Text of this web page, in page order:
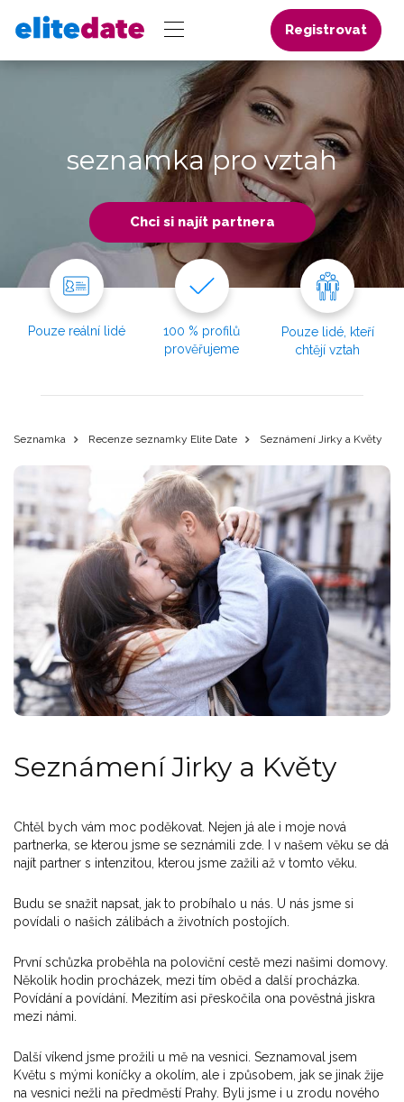
Registrovat
seznamka pro vztah
Chci si najít partnera
Pouze reální lidé
100 % profilů
prověřujeme
Pouze lidé, kteří
chtějí vztah
Seznamka Recenze seznamky Elite Date Seznámení Jirky a Květy
Seznámení Jirky a Květy
Chtěl bych vám moc poděkovat. Nejen já ale i moje nová
partnerka, se kterou jsme se seznámili zde. I v našem věku se dá
najít partner s intenzitou, kterou jsme zažili až v tomto věku.
Budu se snažit napsat, jak to probíhalo u nás. U nás jsme si
povídali o našich zálibách a životních postojích.
První schůzka proběhla na poloviční cestě mezi našimi domovy.
Několik hodin procházek, mezi tím oběd a další procházka.
Povídání a povídání. Mezitím asi přeskočila ona pověstná jiskra
mezi námi.
Další víkend jsme prožili u mě na vesnici. Seznamoval jsem
Květu s mými koníčky a okolím, ale i způsobem, jak se jinak žije
na vesnici nežli na předměstí Prahy. Byli jsme i u zrodu nového